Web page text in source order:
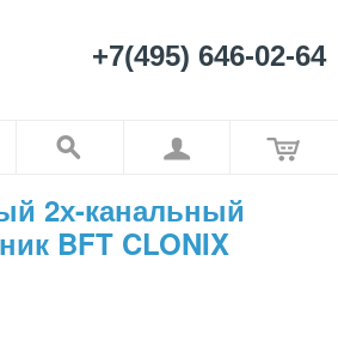
+7(495) 646-02-64
2х-канальный
BFT CLONIX